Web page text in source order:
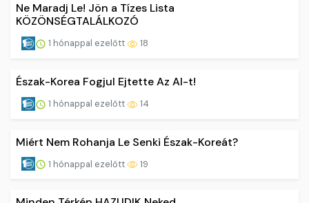
Ne Maradj Le! Jön a Tízes Lista
KÖZÖNSÉGTALÁLKOZÓ
1 hónappal ezelőtt 18
Észak-Korea Fogjul Ejtette Az AI-t!
1 hónappal ezelőtt 14
Miért Nem Rohanja Le Senki Észak-Koreát?
1 hónappal ezelőtt 19